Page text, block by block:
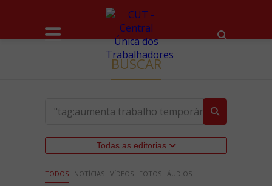
BUSCAR
Todas as editorias
TODOS NOTÍCIAS VÍDEOS FOTOS ÁUDIOS